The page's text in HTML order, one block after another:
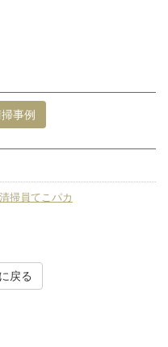
事例
掃員てこパカ
戻る